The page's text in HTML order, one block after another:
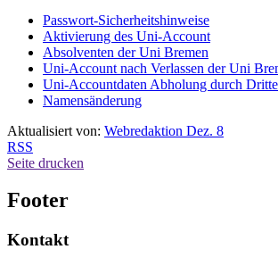
Passwort-Sicherheitshinweise
Aktivierung des Uni-Account
Absolventen der Uni Bremen
Uni-Account nach Verlassen der Uni
Uni-Accountdaten Abholung durch Dritte
Namensänderung
Aktualisiert von: Webredaktion Dez. 8
RSS
Seite drucken
Footer
Kontakt